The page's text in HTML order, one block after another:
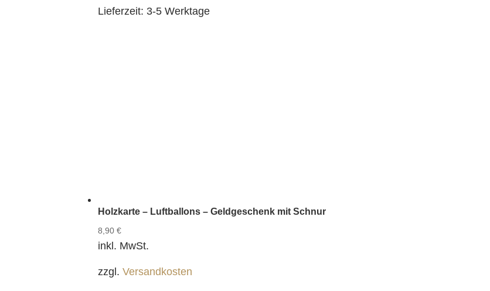
Lieferzeit: 3-5 Werktage
Holzkarte – Luftballons – Geldgeschenk mit Schnur
8,90€
inkl. MwSt.
zzgl.Versandkosten